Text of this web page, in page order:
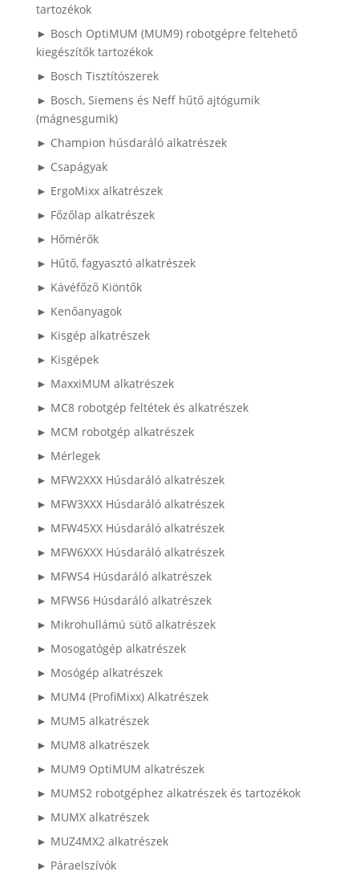
tartozékok
► Bosch OptiMUM (MUM9) robotgépre feltehető
kiegészítők tartozékok
► Bosch Tisztítószerek
► Bosch, Siemens és Neff hűtő ajtógumik
(mágnesgumik)
► Champion húsdaráló alkatrészek
► Csapágyak
► ErgoMixx alkatrészek
► Főzőlap alkatrészek
► Hőmérők
► Hűtő, fagyasztó alkatrészek
► Kávéfőző Kiöntők
► Kenőanyagok
► Kisgép alkatrészek
► Kisgépek
► MaxxiMUM alkatrészek
► MC8 robotgép feltétek és alkatrészek
► MCM robotgép alkatrészek
► Mérlegek
► MFW2XXX Húsdaráló alkatrészek
► MFW3XXX Húsdaráló alkatrészek
► MFW45XX Húsdaráló alkatrészek
► MFW6XXX Húsdaráló alkatrészek
► MFWS4 Húsdaráló alkatrészek
► MFWS6 Húsdaráló alkatrészek
► Mikrohullámú sütő alkatrészek
► Mosogatógép alkatrészek
► Mosógép alkatrészek
► MUM4 (ProfiMixx) Alkatrészek
► MUM5 alkatrészek
► MUM8 alkatrészek
► MUM9 OptiMUM alkatrészek
► MUMS2 robotgéphez alkatrészek és tartozékok
► MUMX alkatrészek
► MUZ4MX2 alkatrészek
► Páraelszívók